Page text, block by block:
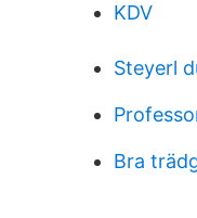
KDV
Steyerl
Bra